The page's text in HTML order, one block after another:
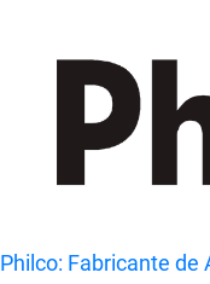
Philco: Fabricante de